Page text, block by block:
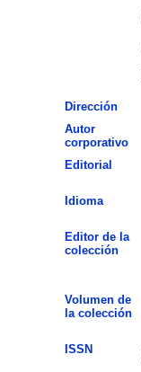
Dirección
Autor
corporativo
Editorial
Idioma
Editor de la
colección
Volumen de
la colección
ISSN